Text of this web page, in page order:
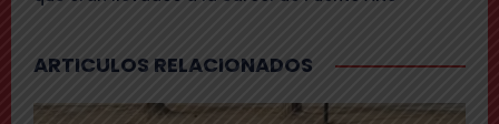
ARTICULOS RELACIONADOS